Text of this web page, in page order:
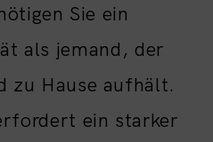
Sie ein
als jemand, der
zu Hause aufhält.
ein starker